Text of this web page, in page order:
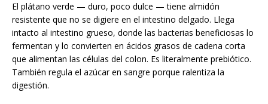
El plátano verde — duro, poco dulce — tiene almidón
resistente que no se digiere en el intestino delgado. Llega
intacto al intestino grueso, donde las bacterias beneficiosas lo
fermentan y lo convierten en ácidos grasos de cadena corta
que alimentan las células del colon. Es literalmente prebiótico.
También regula el azúcar en sangre porque ralentiza la
digestión.